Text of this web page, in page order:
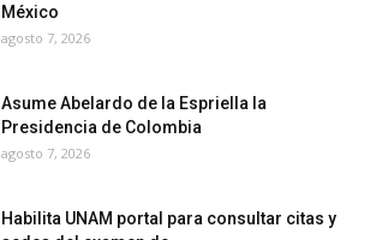
México
agosto 7, 2026
Asume Abelardo de la Espriella la
Presidencia de Colombia
agosto 7, 2026
Habilita UNAM portal para consultar citas y